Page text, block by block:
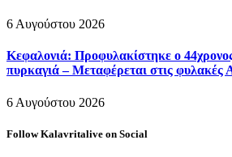
6 Αυγούστου 2026
Κεφαλονιά: Προφυλακίστηκε ο
πυρκαγιά – Μεταφέρεται στις φυλακές
6 Αυγούστου 2026
Follow Kalavritalive on Social